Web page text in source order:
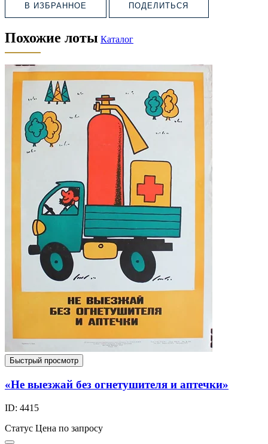
В ИЗБРАННОЕ ПОДЕЛИТЬСЯ
Похожие лоты Каталог
Быстрый просмотр
«Не выезжай без огнетушителя и аптечки»
ID: 4415
Статус Цена по запросу